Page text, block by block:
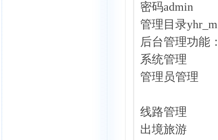
密码admin
管理目录
后台管理功能
系统管理
管理员管理
线路管理
出境旅游